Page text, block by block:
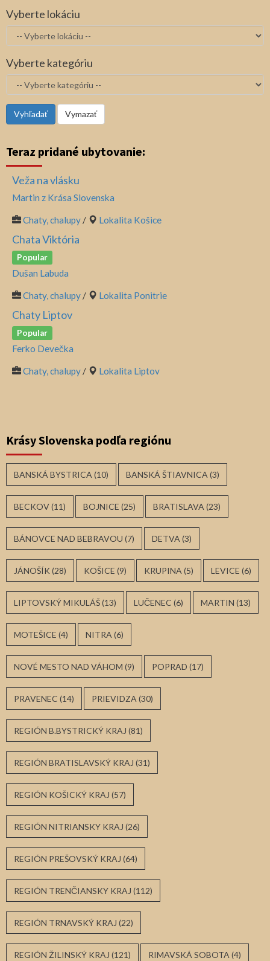
Vyberte lokáciu
Vyberte kategóriu
Vyhľadať Vymazať
Teraz pridané ubytovanie:
Veža na vlásku
Martin z Krása Slovenska
Chaty, chalupy / Lokalita Košice
Chata Viktória
Popular
Dušan Labuda
Chaty, chalupy / Lokalita Ponitrie
Chaty Liptov
Popular
Ferko Devečka
Chaty, chalupy / Lokalita Liptov
Krásy Slovenska podľa regiónu
BANSKÁ BYSTRICA (10) BANSKÁ ŠTIAVNICA (3)
BECKOV(11) BOJNICE (25) BRATISLAVA (23)
BÁNOVCE NAD BEBRAVOU (7) DETVA (3)
JÁNOŠÍK (28) KOŠICE (9) KRUPINA (5) LEVICE (6)
LIPTOVSKÝ MIKULÁŠ(13) LUČENEC (6) MARTIN (13)
MOTEŠICE (4) NITRA (6)
NOVÉ MESTO NAD VÁHOM (9) POPRAD (17)
PRAVENEC (14) PRIEVIDZA (30)
REGIÓN B.BYSTRICKÝ KRAJ (81)
REGIÓN BRATISLAVSKÝ KRAJ (31)
REGIÓN KOŠICKÝ KRAJ (57)
REGIÓN NITRIANSKY KRAJ (26)
REGIÓN PREŠOVSKÝ KRAJ (64)
REGIÓN TRENČIANSKY KRAJ (112)
REGIÓN TRNAVSKÝ KRAJ (22)
REGIÓN ŽILINSKÝ KRAJ (121) RIMAVSKÁ SOBOTA (4)